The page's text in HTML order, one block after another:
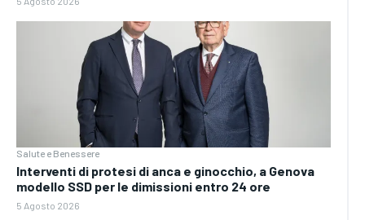
Salute e Benessere
Interventi di protesi di anca e ginocchio, a Genova
modello SSD per le dimissioni entro 24 ore
5 Agosto 2026